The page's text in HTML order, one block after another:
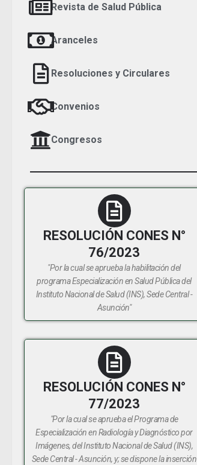
Revista de Salud Pública
Aranceles
Resoluciones y Circulares
Convenios
Congresos
RESOLUCIÓN CONES N°
76/2023
"Por la cual se aprueba la habilitación del
programa Especialización en Salud Pública del
Instituto Nacional de Salud (INS), Sede Central -
Asunción"
RESOLUCIÓN CONES N°
77/2023
"Por la cual se aprueba el Programa de
Especialización en Radiología y Diagnóstico por
Imágenes, del Instituto Nacional de Salud (INS),
Sede Central - Asunción, y; se dispone la inserción